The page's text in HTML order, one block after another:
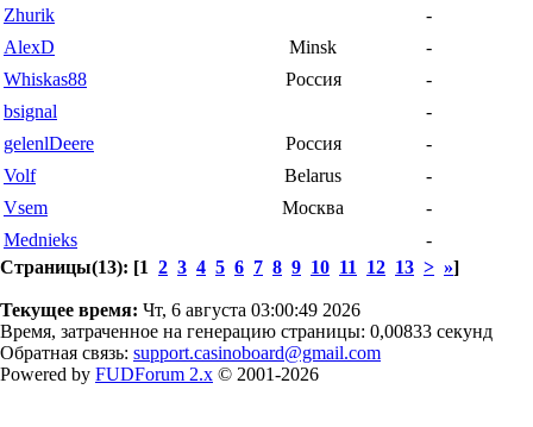
Zhurik
-
AlexD
Minsk
-
Whiskas88
Россия
-
bsignal
-
gelenlDeere
Россия
-
Volf
Belarus
-
Vsem
Москва
-
Mednieks
-
Страницы(13): [1 2 3 4 5 6 7 8 9 10 11 12 13 > »]
Текущее время: Чт, 6 августа 03:00:49 2026
Время, затраченное на генерацию страницы: 0,00833 секунд
Обратная связь: support.casinoboard@gmail.com
Powered by FUDForum 2.x © 2001-2026